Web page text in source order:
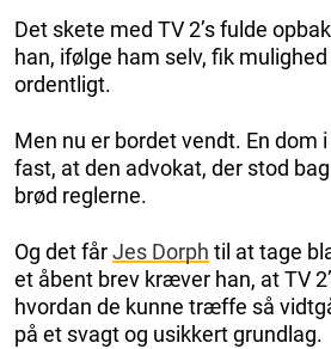
Det skete med TV 2’s fulde
han, ifølge ham selv, fik
ordentligt.
Men nu er bordet vendt. En dom
fast, at den advokat, der stod
brød reglerne.
Og det fårJes Dorph til at tage
et åbent brev kræver han, at TV
hvordan de kunne træffe så
på et svagt og usikkert grundlag.